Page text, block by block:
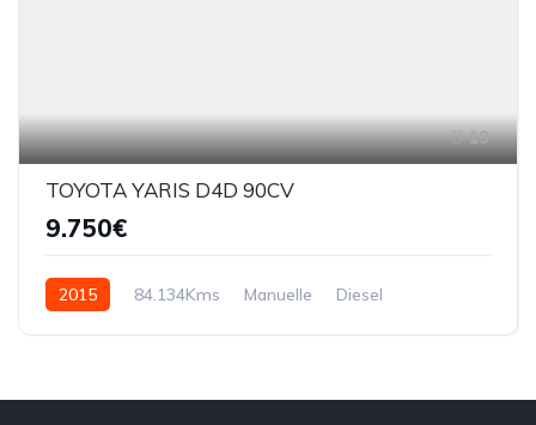
19
TOYOTA YARIS D4D 90CV
9.750€
2015 84.134Kms Manuelle Diesel